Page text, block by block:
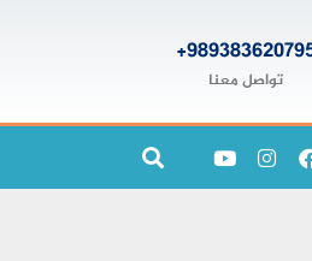
تواصل معنا